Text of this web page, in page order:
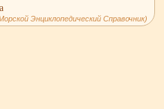
Энциклопедический Справочник)